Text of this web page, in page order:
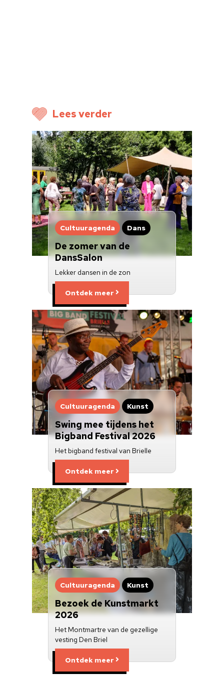
Lees verder
Cultuuragenda Dans
De zomer van de
DansSalon
Lekker dansen in de zon
Ontdek meer
Cultuuragenda Kunst
Swing mee tijdens het
Bigband Festival 2026
Het bigband festival van Brielle
Ontdek meer
Cultuuragenda Kunst
Bezoek de Kunstmarkt
2026
Het Montmartre van de gezellige
vesting Den Briel
Ontdek meer